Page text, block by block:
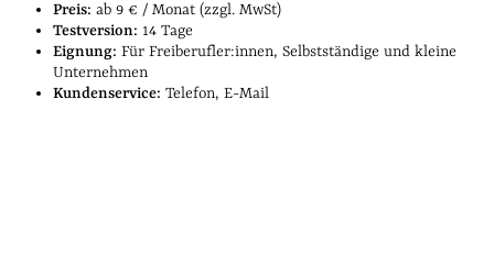
Preis: ab 9 € / Monat (zzgl. MwSt)
Testversion: 14 Tage
Eignung: Für Freiberufler:innen, Selbstständige und kleine
Unternehmen
Kundenservice: Telefon, E-Mail